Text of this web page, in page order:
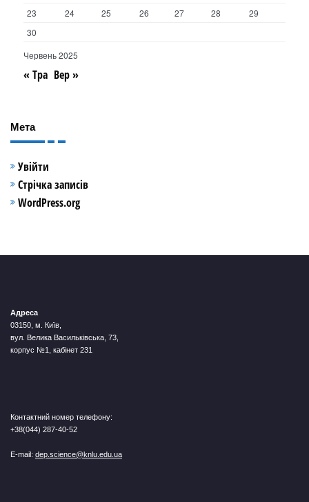
Червень 2025
23
24 25 26 27 28
29
30
« Тра Вер »
Мета
Увійти
Стрічка записів
WordPress.org
Адреса
03150, м. Київ,
вул. Велика Васильківська, 73,
корпус №1, кабінет 231
Контактний номер телефону:
+38(044) 287-40-52
E-mail: dep.science@knlu.edu.ua